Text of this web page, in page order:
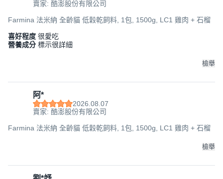
賣家: 酷澎股份有限公司
Farmina 法米納 全齡貓 低穀乾飼料, 1包, 1500g, LC1 雞肉 + 石榴
喜好程度 很愛吃
營養成分 標示很詳細
檢舉
阿*
2026.08.07
賣家: 酷澎股份有限公司
Farmina 法米納 全齡貓 低穀乾飼料, 1包, 1500g, LC1 雞肉 + 石榴
檢舉